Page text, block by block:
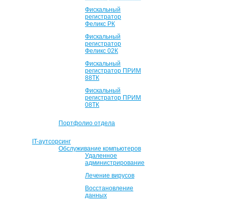
Фискальный
регистратор
Феликс РК
Фискальный
регистратор
Феликс 02К
Фискальный
регистратор ПРИМ
88ТК
Фискальный
регистратор ПРИМ
08ТК
Портфолио отдела
IT-аутсорсинг
Обслуживание компьютеров
Удаленное
администрирование
Лечение вирусов
Восстановление
данных